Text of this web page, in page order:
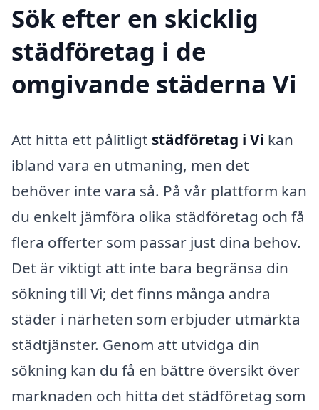
Sök efter en skicklig
städföretag i de
omgivande städerna Vi
Att hitta ett pålitligt städföretag i Vi kan
ibland vara en utmaning, men det
behöver inte vara så. På vår plattform kan
du enkelt jämföra olika städföretag och få
flera offerter som passar just dina behov.
Det är viktigt att inte bara begränsa din
sökning till Vi; det finns många andra
städer i närheten som erbjuder utmärkta
städtjänster. Genom att utvidga din
sökning kan du få en bättre översikt över
marknaden och hitta det städföretag som